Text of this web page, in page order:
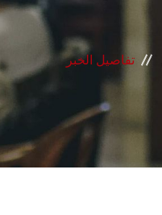
تفاصيل الخبر